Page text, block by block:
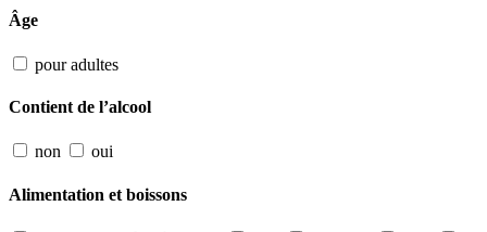
Âge
pour adultes
Contient de l’alcool
non oui
Alimentation et boissons